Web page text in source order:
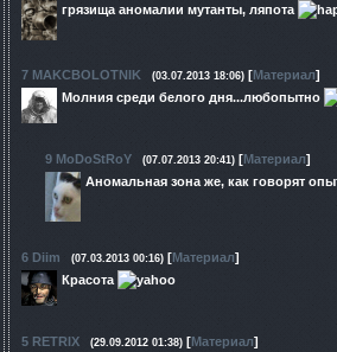
грязища аномалии мутанты, ляпота
7 MAKCBOLOTNIK (03.07.2013 18:06) [Материал]
Молния среди белого дня...любопытно
9 MoDoStRoY (07.07.2013 20:41) [Материал]
Аномальная зона же, как говорят
6 Diim (07.03.2013 00:16) [Материал]
Красота
5 RETRIX (29.09.2012 01:38) [Материал]